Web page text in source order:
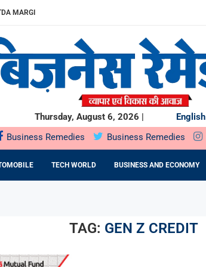
MARGIN...
खुलेगा, 10...
में SOIL HEALTH...
के दौरान...
देगा...
देगा...
Thursday, August 6, 2026 | English
Business Remedies Business Remedies
TECH WORLD BUSINESS AND ECONOMY
TAG: GEN Z CREDIT